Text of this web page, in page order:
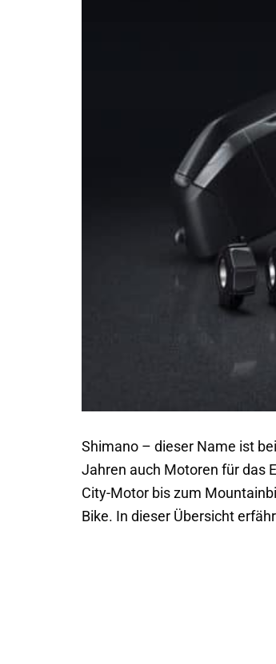
Shimano – dieser Name ist
Jahren auch Motoren für das
City-Motor bis zum
Bike. In dieser Übersicht